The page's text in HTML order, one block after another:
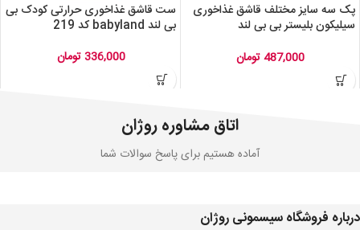
پک سه سایز مختلف قاشق غذاخوری
سیلیکون بلیستر بی بی لند
487,000تومان
ست قاشق غذاخوری حرارتی کودک بی
بی لند babyland کد 219
336,000 تومان
اتاق مشاوره روژان
آماده هستیم برای پاسخ سوالات شما
درباره فروشگاه سیسمونی روژان